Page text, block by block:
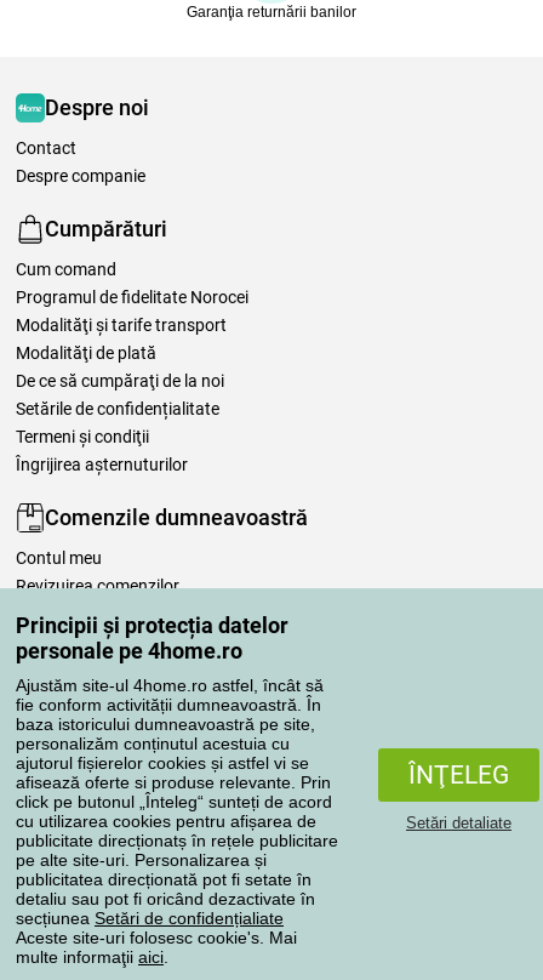
Principii și protecția datelor
personale pe 4home.ro
Ajustăm site-ul 4home.ro astfel, încât să
fie conform activității dumneavoastră. În
baza istoricului dumneavoastră pe site,
personalizăm conținutul acestuia cu
ajutorul fișierelor cookies și astfel vi se
afisează oferte si produse relevante. Prin
click pe butonul „Înteleg“ sunteți de acord
cu utilizarea cookies pentru afișarea de
publicitate direcționatș în rețele publicitare
pe alte site-uri. Personalizarea și
publicitatea direcționată pot fi setate în
detaliu sau pot fi oricând dezactivate în
secțiunea Setări de confidențialiate
Aceste site-uri folosesc cookie's. Mai
multe informaţii aici
ÎNŢELEG
Setări detaliate
Garanţia returnării banilor
Despre noi
Contact
Despre companie
Cumpărături
Cum comand
Programul de fidelitate Norocei
Modalităţi şi tarife transport
Modalităţi de plată
De ce să cumpăraţi de la noi
Setările de confidențialitate
Termeni şi condiţii
Îngrijirea așternuturilor
Comenzile dumneavoastră
Contul meu
Revizuirea comenzilor
Reclamaţii
Retragere de la contract
Regulile de procesare a recenziilor
Metode de transport
Metode de plată
Magazin de încredere